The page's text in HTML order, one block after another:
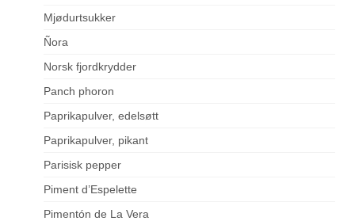
Mjødurtsukker
Ñora
Norsk fjordkrydder
Panch phoron
Paprikapulver, edelsøtt
Paprikapulver, pikant
Parisisk pepper
Piment d’Espelette
Pimentón de La Vera